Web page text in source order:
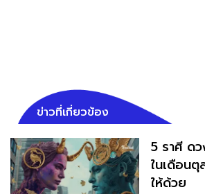
ข่าวที่เกี่ยวข้อง
5 ราศี ด
ในเดือนตุ
ให้ด้วย